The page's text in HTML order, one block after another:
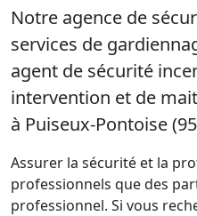
Notre agence de
services de
agent de sécurité
intervention et de
à Puiseux-Pontoise
Assurer la sécurité et la
professionnels que des
professionnel. Si vous